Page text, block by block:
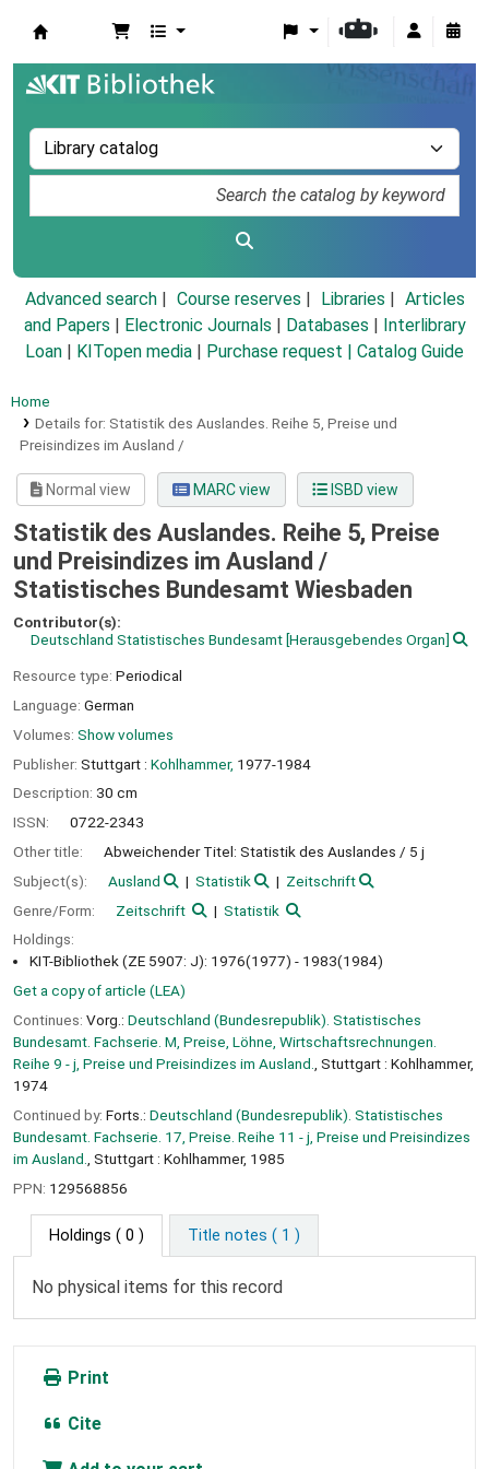
Advanced search Course reserves Libraries
Articles
and Papers
Electronic Journals Databases
Interlibrary
Loan
KITopen media Purchase request | Catalog Guide
Home
Details for: Statistik des Auslandes. Reihe 5, Preise und
Preisindizes im Ausland /
Normal view MARC view ISBD view
Statistik des Auslandes. Reihe 5, Preise
und Preisindizes im Ausland /
Statistisches Bundesamt Wiesbaden
Contributor(s):
Deutschland Statistisches Bundesamt [Herausgebendes Organ]
Resource type: Periodical
Language: German
Volumes: Show volumes
Publisher: Stuttgart : Kohlhammer, 1977-1984
Description: 30 cm
ISSN:
0722-2343
Other title:
Abweichender Titel: Statistik des Auslandes / 5 j
Subject(s):
Ausland Statistik
Zeitschrift
Genre/Form:
Zeitschrift
Statistik
Holdings:
KIT-Bibliothek (ZE 5907: J): 1976(1977) - 1983(1984)
Get a copy of article (LEA)
Continues: Vorg.: Deutschland (Bundesrepublik). Statistisches
Bundesamt. Fachserie. M, Preise, Löhne, Wirtschaftsrechnungen.
Reihe 9 - j, Preise und Preisindizes im Ausland.
, Stuttgart : Kohlhammer,
1974
Continued by: Forts.: Deutschland (Bundesrepublik). Statistisches
Bundesamt. Fachserie. 17, Preise. Reihe 11 - j, Preise und Preisindizes
im Ausland.
, Stuttgart : Kohlhammer, 1985
PPN: 129568856
Holdings ( 0 ) Title notes ( 1 )
No physical items for this record
Print
Cite